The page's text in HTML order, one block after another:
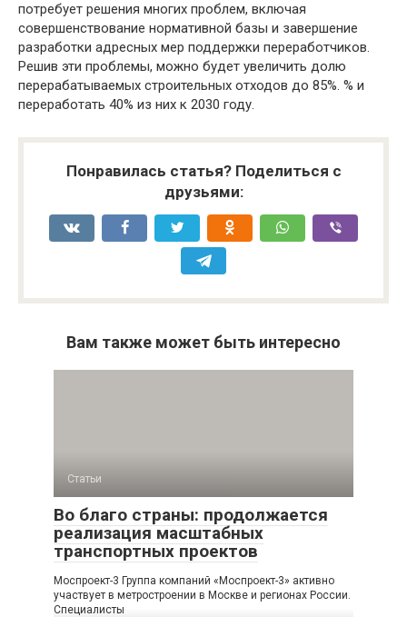
потребует решения многих проблем, включая
совершенствование нормативной базы и завершение
разработки адресных мер поддержки переработчиков.
Решив эти проблемы, можно будет увеличить долю
перерабатываемых строительных отходов до 85%. % и
переработать 40% из них к 2030 году.
Понравилась статья? Поделиться с
друзьями:
Вам также может быть интересно
Статьи
Во благо страны: продолжается
реализация масштабных
транспортных проектов
Моспроект-3 Группа компаний «Моспроект-3» активно
участвует в метростроении в Москве и регионах России.
Специалисты